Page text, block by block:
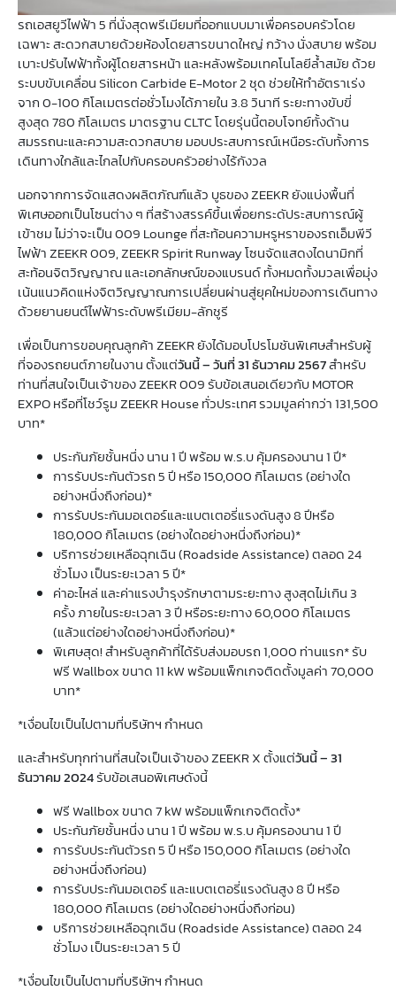
รถเอสยูวีไฟฟ้า 5 ที่นั่งสุดพรีเมียมที่ออกแบบมาเพื่อครอบครัวโดย
เฉพาะ สะดวกสบายด้วยห้องโดยสารขนาดใหญ่ กว้าง นั่งสบาย พร้อม
เบาะปรับไฟฟ้าทั้งผู้โดยสารหน้า และหลังพร้อมเทคโนโลยีล้ำสมัย ด้วย
ระบบขับเคลื่อน Silicon Carbide E-Motor 2 ชุด ช่วยให้ทำอัตราเร่ง
จาก 0-100 กิโลเมตรต่อชั่วโมงได้ภายใน 3.8 วินาที ระยะทางขับขี่
สูงสุด 780 กิโลเมตร มาตรฐาน CLTC โดยรุ่นนี้ตอบโจทย์ทั้งด้าน
สมรรถนะและความสะดวกสบาย มอบประสบการณ์เหนือระดับทั้งการ
เดินทางใกล้และไกลไปกับครอบครัวอย่างไร้กังวล
นอกจากการจัดแสดงผลิตภัณฑ์แล้ว บูธของ ZEEKR ยังแบ่งพื้นที่
พิเศษออกเป็นโซนต่าง ๆ ที่สร้างสรรค์ขึ้นเพื่อยกระดัประสบการณ์ผู้
เข้าชม ไม่ว่าจะเป็น 009 Lounge ที่สะท้อนความหรูหราของรถเอ็มพีวี
ไฟฟ้า ZEEKR 009, ZEEKR Spirit Runway โซนจัดแสดงไดนามิกที่
สะท้อนจิตวิญญาณ และเอกลักษณ์ของแบรนด์ ทั้งหมดทั้งมวลเพื่อมุ่ง
เน้นแนวคิดแห่งจิตวิญญาณการเปลี่ยนผ่านสู่ยุคใหม่ของการเดินทาง
ด้วยยานยนต์ไฟฟ้าระดับพรีเมียม-ลักชูรี
เพื่อเป็นการขอบคุณลูกค้า ZEEKR ยังได้มอบโปรโมชันพิเศษสำหรับผู้
ที่จองรถยนต์ภายในงาน ตั้งแต่วันนี้– วันที่ 31 ธันวาคม 2567สำหรับ
ท่านที่สนใจเป็นเจ้าของ ZEEKR 009 รับข้อเสนอเดียวกับ MOTOR
EXPO หรือที่โชว์รูม ZEEKR House ทั่วประเทศ รวมมูลค่ากว่า 131,500
บาท*
ประกันภัยชั้นหนึ่ง นาน 1 ปี พร้อม พ.ร.บ คุ้มครองนาน 1 ปี*
การรับประกันตัวรถ 5 ปี หรือ 150,000 กิโลเมตร (อย่างใด
อย่างหนึ่งถึงก่อน)*
การรับประกันมอเตอร์และแบตเตอรี่แรงดันสูง 8 ปีหรือ
180,000 กิโลเมตร (อย่างใดอย่างหนึ่งถึงก่อน)*
บริการช่วยเหลือฉุกเฉิน (Roadside Assistance) ตลอด 24
ชั่วโมง เป็นระยะเวลา 5 ปี*
ค่าอะไหล่ และค่าแรงบำรุงรักษาตามระยะทาง สูงสุดไม่เกิน 3
ครั้ง ภายในระยะเวลา 3 ปี หรือระยะทาง 60,000 กิโลเมตร
(แล้วแต่อย่างใดอย่างหนึ่งถึงก่อน)*
พิเศษสุด! สำหรับลูกค้าที่ได้รับส่งมอบรถ 1,000 ท่านแรก* รับ
ฟรี Wallbox ขนาด 11 kW พร้อมแพ็กเกจติดตั้งมูลค่า 70,000
บาท*
*เงื่อนไขเป็นไปตามที่บริษัทฯ กำหนด
และสำหรับทุกท่านที่สนใจเป็นเจ้าของ ZEEKR X ตั้งแต่วันนี้ – 31
ธันวาคม 2024รับข้อเสนอพิเศษดังนี้
ฟรี Wallbox ขนาด 7 kW พร้อมแพ็กเกจติดตั้ง*
ประกันภัยชั้นหนึ่ง นาน 1 ปี พร้อม พ.ร.บ คุ้มครองนาน 1 ปี
การรับประกันตัวรถ 5 ปี หรือ 150,000 กิโลเมตร (อย่างใด
อย่างหนึ่งถึงก่อน)
การรับประกันมอเตอร์ และแบตเตอรี่แรงดันสูง 8 ปี หรือ
180,000 กิโลเมตร (อย่างใดอย่างหนึ่งถึงก่อน)
บริการช่วยเหลือฉุกเฉิน (Roadside Assistance) ตลอด 24
ชั่วโมง เป็นระยะเวลา 5 ปี
*เงื่อนไขเป็นไปตามที่บริษัทฯ กำหนด